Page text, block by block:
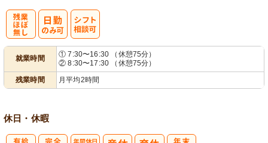
就業時間
① 7:30〜16:30 （休憩75分）
② 8:30〜17:30 （休憩75分）
残業時間
月平均2時間
休日・休暇